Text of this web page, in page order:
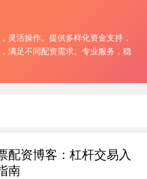
灵活操作。提供多样化资金支持，
满足不同配资需求。专业服务，稳
配资博客：杠杆交易入
南